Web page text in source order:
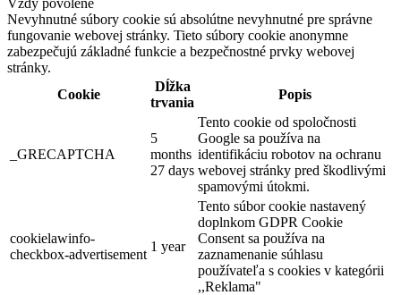
Nevyhnutné súbory cookie sú absolútne nevyhnutné pre správne
fungovanie webovej stránky. Tieto súbory cookie anonymne
zabezpečujú základné funkcie a bezpečnostné prvky webovej
stránky.
Cookie
Dĺžka
trvania
Popis
_GRECAPTCHA
5
months
27 days
Tento cookie od spoločnosti
Google sa používa na
identifikáciu robotov na ochranu
webovej stránky pred škodlivými
spamovými útokmi.
cookielawinfo-
checkbox-advertisement
1 year
Tento súbor cookie nastavený
doplnkom GDPR Cookie
Consent sa používa na
zaznamenanie súhlasu
používateľa s cookies v kategórii
,,Reklama"